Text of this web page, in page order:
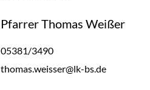
Pfarrer Thomas Weißer
05381/3490
thomas.weisser@lk-bs.de